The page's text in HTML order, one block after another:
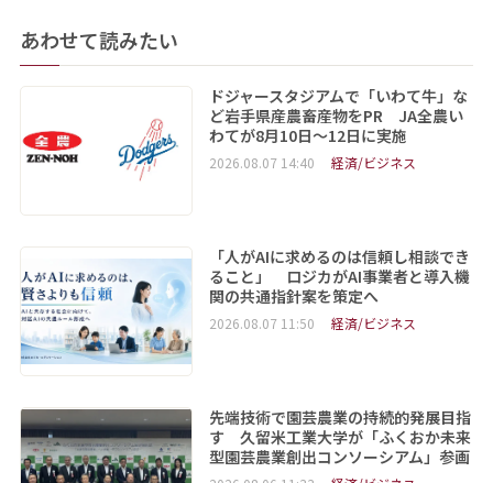
あわせて読みたい
ドジャースタジアムで「いわて牛」な
ど岩手県産農畜産物をPR JA全農い
わてが8月10日～12日に実施
2026.08.07 14:40 経済/ビジネス
「人がAIに求めるのは信頼し相談でき
ること」 ロジカがAI事業者と導入機
関の共通指針案を策定へ
2026.08.07 11:50 経済/ビジネス
先端技術で園芸農業の持続的発展目指
す 久留米工業大学が「ふくおか未来
型園芸農業創出コンソーシアム」参画